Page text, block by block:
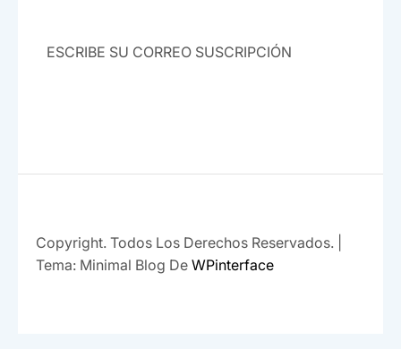
Copyright. Todos Los Derechos Reservados.
Tema: Minimal Blog De WPinterface